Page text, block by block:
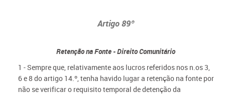
Artigo 89º
Retenção na Fonte - Direito Comunitário
1 - Sempre que, relativamente aos lucros referidos nos n.os 3,
6 e 8 do artigo 14.º, tenha havido lugar a retenção na fonte por
não se verificar o requisito temporal de detenção da